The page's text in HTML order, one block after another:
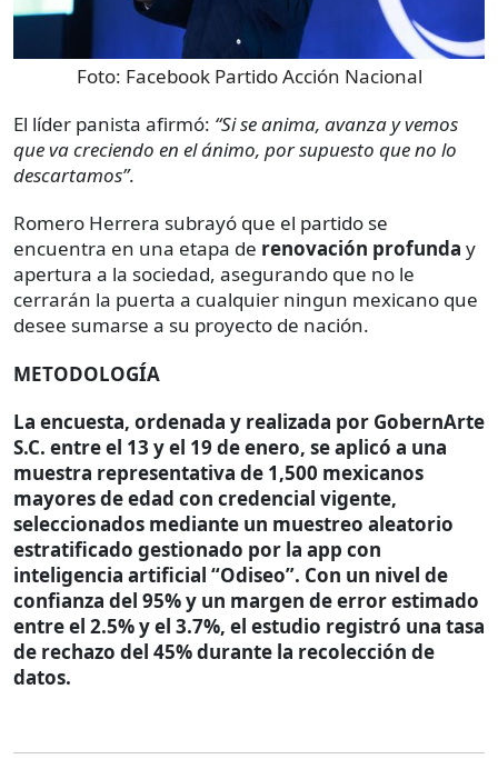
Foto: Facebook Partido Acción Nacional
El líder panista afirmó: “Si se anima, avanza y vemos
que va creciendo en el ánimo, por supuesto que no lo
descartamos”.
Romero Herrera subrayó que el partido se
encuentra en una etapa de renovación profunda y
apertura a la sociedad, asegurando que no le
cerrarán la puerta a cualquier ningun mexicano que
desee sumarse a su proyecto de nación.
METODOLOGÍA
La encuesta, ordenada y realizada por GobernArte
S.C. entre el 13 y el 19 de enero, se aplicó a una
muestra representativa de 1,500 mexicanos
mayores de edad con credencial vigente,
seleccionados mediante un muestreo aleatorio
estratificado gestionado por la app con
inteligencia artificial “Odiseo”. Con un nivel de
confianza del 95% y un margen de error estimado
entre el 2.5% y el 3.7%, el estudio registró una tasa
de rechazo del 45% durante la recolección de
datos.